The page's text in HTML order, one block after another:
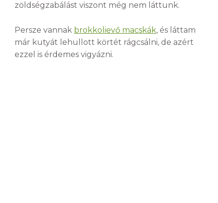
zöldségzabálást viszont még nem láttunk.
Persze vannak brokkolievő macskák, és láttam
már kutyát lehullott körtét rágcsálni, de azért
ezzel is érdemes vigyázni.